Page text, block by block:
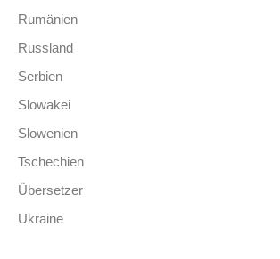
Rumänien
Russland
Serbien
Slowakei
Slowenien
Tschechien
Übersetzer
Ukraine